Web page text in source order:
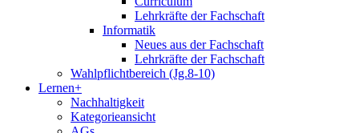
Lehrkräfte der Fachschaft
Informatik
Neues aus der Fachschaft
Lehrkräfte der Fachschaft
Wahlpflichtbereich (Jg.8-10)
Lernen+
Nachhaltigkeit
Kategorieansicht